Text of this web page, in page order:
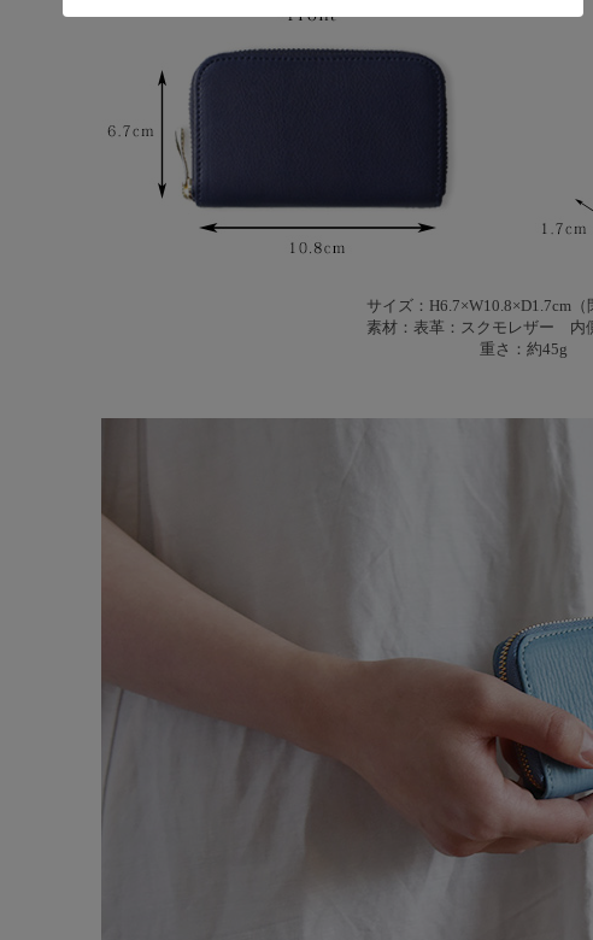
サイズ：H6.7×W10.8×D1.7cm
素材：表革：スクモレザー 内
重さ：約45g